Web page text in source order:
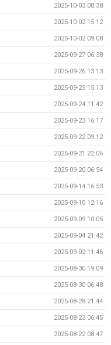
2025-10-03 08:38
2025-10-02 15:12
2025-10-02 09:08
2025-09-27 06:38
2025-09-26 13:13
2025-09-25 15:13
2025-09-24 11:42
2025-09-23 16:17
2025-09-22 09:12
2025-09-21 22:06
2025-09-20 06:54
2025-09-14 16:53
2025-09-10 12:16
2025-09-09 10:05
2025-09-04 21:42
2025-09-02 11:46
2025-08-30 19:09
2025-08-30 06:48
2025-08-28 21:44
2025-08-23 06:45
2025-08-22 08:47